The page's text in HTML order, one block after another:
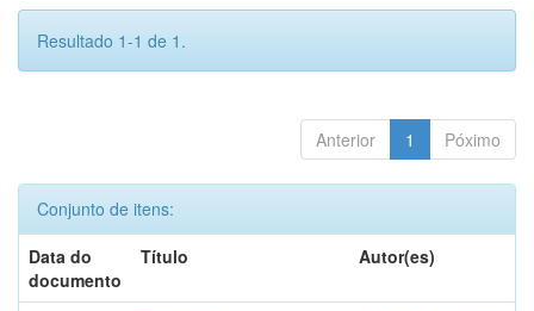
Resultado 1-1 de 1.
Anterior 1 Póximo
Conjunto de itens:
Data do
documento
Título Autor(es)